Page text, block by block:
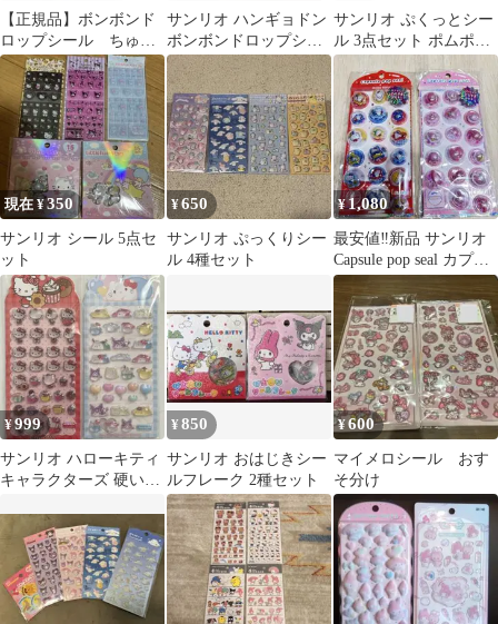
【正規品】ボンボンド
ロップシール ちゅる
きら サンリオ キティ
サンリオ ハンギョドン
ボンボンドロップシー
ル
サンリオ ぷくっとシー
ル 3点セット ポムポム
プリン ハンギョドン
現在 ¥350
サンリオ シール 5点セ
ット
¥650
サンリオ ぷっくりシー
ル 4種セット
¥1,080
最安値‼️新品 サンリオ
Capsule pop seal カプセ
ルシール 2枚
¥999
サンリオ ハローキティ
キャラクターズ 硬いシ
¥850
サンリオ おはじきシー
ルフレーク 2種セット
¥600
マイメロシール おす
そ分け